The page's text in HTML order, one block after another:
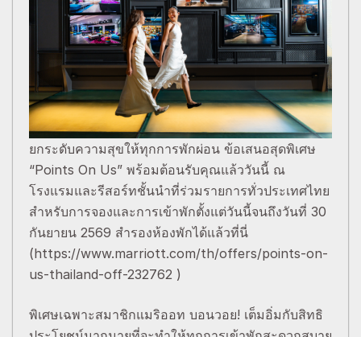
ยกระดับความสุขให้ทุกการพักผ่อน ข้อเสนอสุดพิเศษ
“Points On Us” พร้อมต้อนรับคุณแล้ววันนี้ ณ
โรงแรมและรีสอร์ทชั้นนำที่ร่วมรายการทั่วประเทศไทย
สำหรับการจองและการเข้าพักตั้งแต่วันนี้จนถึงวันที่ 30
กันยายน 2569 สำรองห้องพักได้แล้วที่นี่
(https://www.marriott.com/th/offers/points-on-
us-thailand-off-232762 )
พิเศษเฉพาะสมาชิกแมริออท บอนวอย! เต็มอิ่มกับสิทธิ